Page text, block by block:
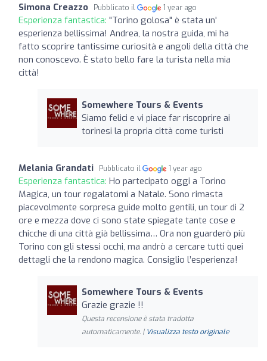
Simona Creazzo Pubblicato il 1 year ago
Esperienza fantastica: "Torino golosa" è stata un'
esperienza bellissima! Andrea, la nostra guida, mi ha
fatto scoprire tantissime curiosità e angoli della città che
non conoscevo. È stato bello fare la turista nella mia
città!
Somewhere Tours & Events
Siamo felici e vi piace far riscoprire ai
torinesi la propria città come turisti
Melania Grandati Pubblicato il 1 year ago
Esperienza fantastica: Ho partecipato oggi a Torino
Magica, un tour regalatomi a Natale. Sono rimasta
piacevolmente sorpresa guide molto gentili, un tour di 2
ore e mezza dove ci sono state spiegate tante cose e
chicche di una città già bellissima… Ora non guarderò più
Torino con gli stessi occhi, ma andrò a cercare tutti quei
dettagli che la rendono magica. Consiglio l’esperienza!
Somewhere Tours & Events
Grazie grazie !!
Questa recensione è stata tradotta
automaticamente. | Visualizza testo originale